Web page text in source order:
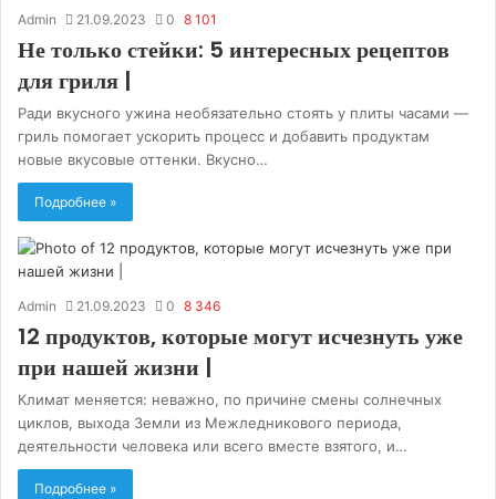
Admin 21.09.2023 0 8 101
Не только стейки: 5 интересных рецептов
для гриля |
Ради вкусного ужина необязательно стоять у плиты часами —
гриль помогает ускорить процесс и добавить продуктам
новые вкусовые оттенки. Вкусно…
Подробнее »
Admin 21.09.2023 0 8 346
12 продуктов, которые могут исчезнуть уже
при нашей жизни |
Климат меняется: неважно, по причине смены солнечных
циклов, выхода Земли из Межледникового периода,
деятельности человека или всего вместе взятого, и…
Подробнее »